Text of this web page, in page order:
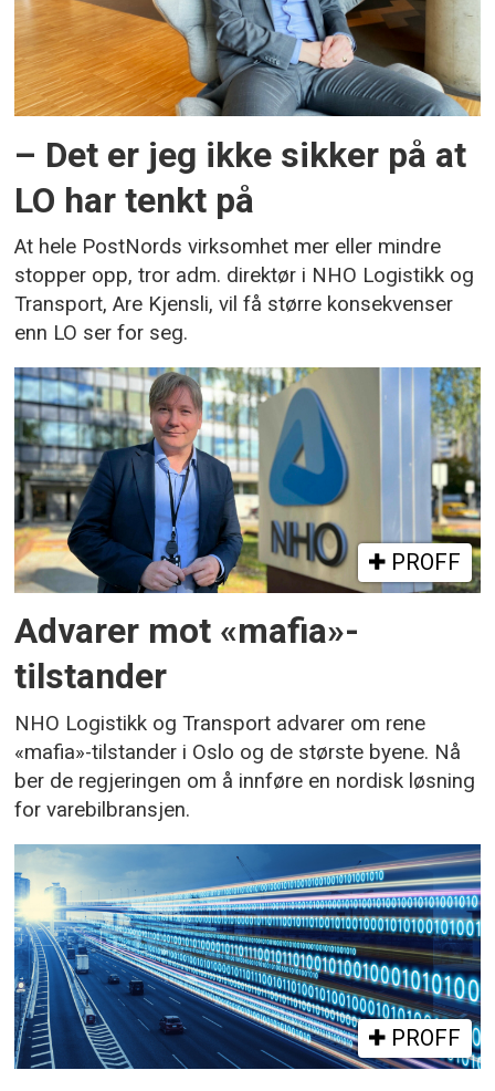
– Det er jeg ikke sikker på at
LO har tenkt på
At hele PostNords virksomhet mer eller mindre
stopper opp, tror adm. direktør i NHO Logistikk og
Transport, Are Kjensli, vil få større konsekvenser
enn LO ser for seg.
PROFF
Advarer mot «mafia»-
tilstander
NHO Logistikk og Transport advarer om rene
«mafia»-tilstander i Oslo og de største byene. Nå
ber de regjeringen om å innføre en nordisk løsning
for varebilbransjen.
PROFF